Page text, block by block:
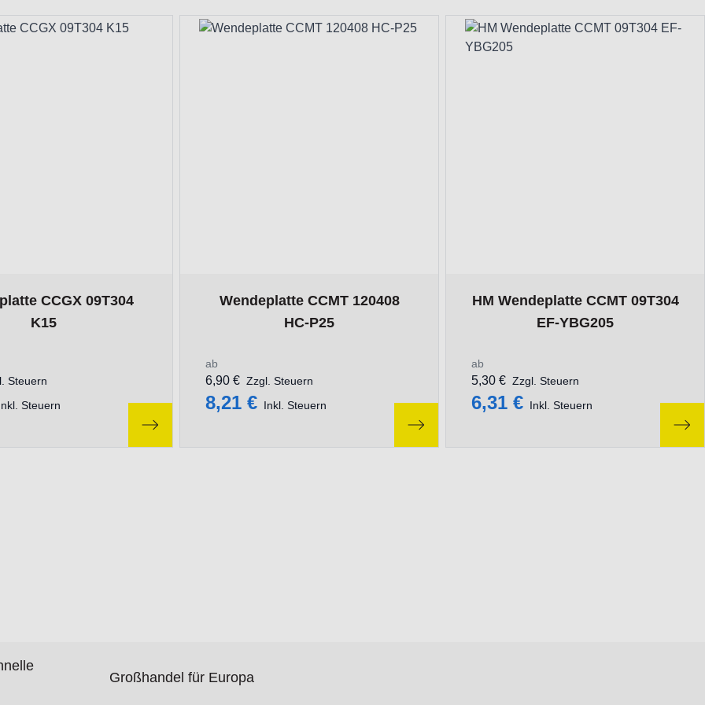
tab key. You can skip the carousel or go straight to carousel navigation using the skip links.
CCGX 09T304
K15
Steuern
Steuern
Wendeplatte CCMT 120408
HC-P25
ab
8,21 € Inkl. Steuern
6,90 € Zzgl. Steuern
HM Wendeplatte CCMT 09T304
EF-YBG205
ab
6,31 € Inkl. Steuern
5,30 € Zzgl. Steuern
Großhandel für Europa